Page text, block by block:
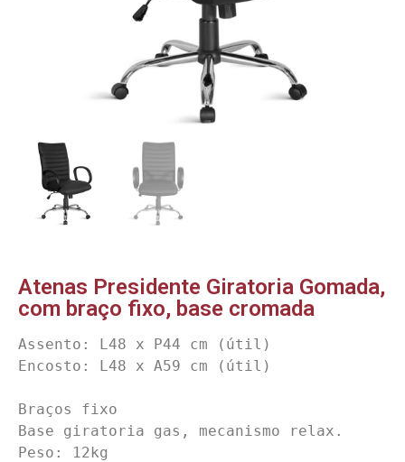
Atenas Presidente Giratoria Gomada,
com braço fixo, base cromada
Assento: L48 x P44 cm (útil)
Encosto: L48 x A59 cm (útil)
Braços fixo
Base giratoria gas, mecanismo relax.
Peso: 12kg